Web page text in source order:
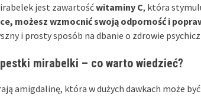
jest zawartośćwitaminy C, która
możesz wzmocnić swoją odporność i
i prosty sposób na dbanie o zdrowie
mirabelki – co warto wiedzieć?
amigdalinę, która w dużych dawkach może